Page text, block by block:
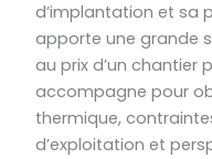
d’implantation et sa
apporte une grande
au prix d’un chantier
accompagne pour
thermique,
d’exploitation et